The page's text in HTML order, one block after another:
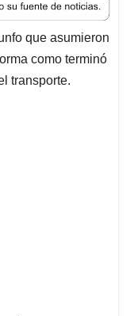
que asumieron
como terminó
transporte.